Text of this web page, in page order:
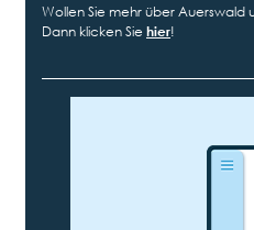
Wollen Sie mehr über Auerswald
Dann klicken Sie hier!